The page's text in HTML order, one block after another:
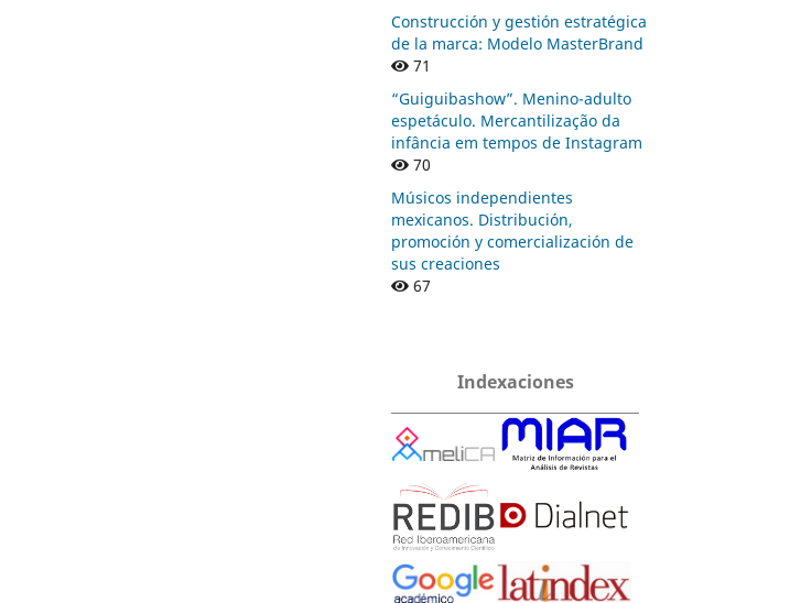
Construcción y gestión estratégica
de la marca: Modelo MasterBrand
71
“Guiguibashow”. Menino-adulto
espetáculo. Mercantilização da
infância em tempos de Instagram
70
Músicos independientes
mexicanos. Distribución,
promoción y comercialización de
sus creaciones
67
Indexaciones